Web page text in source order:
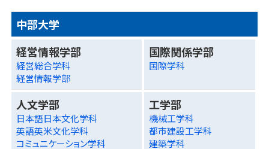
中部大学
経営情報学部
経営総合学科
経営情報学部
国際関係学部
国際学科
人文学部
日本語日本文化学科
英語英米文化学科
コミュニケーション学科
工学部
機械工学科
都市建設工学科
建築学科